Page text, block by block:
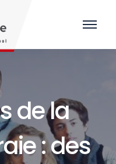
de la
: des